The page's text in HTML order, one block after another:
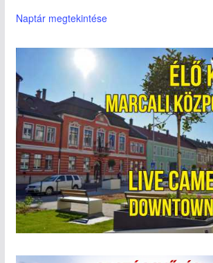
Naptár megtekintése